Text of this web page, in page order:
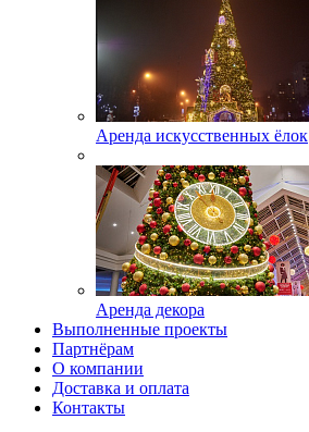
Аренда искусственных ёлок
Аренда декора
Выполненные проекты
Партнёрам
О компании
Доставка и оплата
Контакты